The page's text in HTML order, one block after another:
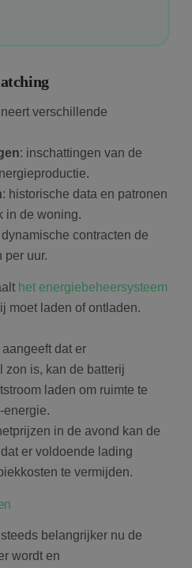
verschillende
: inschattingen van de
: historische data en patronen
in de woning.
contracten de
per uur.
het energiebeheersysteem
moet laden of ontladen.
dat er
zon is, kan de batterij
laden om ruimte te
energie.
in de avond kan de
er voldoende lading
te vermijden.
belangrijker nu de
wordt en